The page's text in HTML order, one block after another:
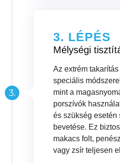
3. LÉPÉS
Mélységi
Az extrém
speciális
mint a
porszívók
és szükség esetén
bevetése. Ez
makacs folt,
vagy zsír teljesen